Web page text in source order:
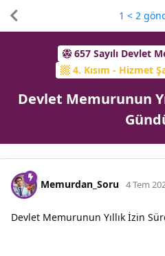
657 Sayılı Devlet
4. Kısım - Hizmet
Devlet Memurunun
1 < 2
Memurdan_Soru 4 Tem
Devlet Memurunun Yıllık İzin